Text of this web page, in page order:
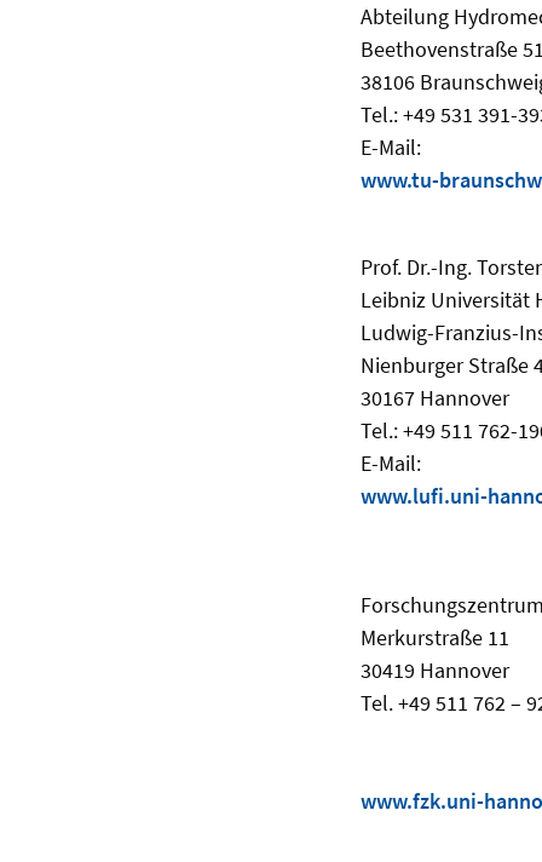
Abteilung
Beethovenstraße
38106
Tel.: +49 531 391-
E-Mail:
www.tu-
Prof. Dr.-Ing.
Leibniz Universität
Ludwig-Franzius-
Nienburger Straße
30167 Hannover
Tel.: +49 511 762-
E-Mail:
www.lufi.uni-
Merkurstraße 11
30419 Hannover
Tel. +49 511 762 –
www.fzk.uni-